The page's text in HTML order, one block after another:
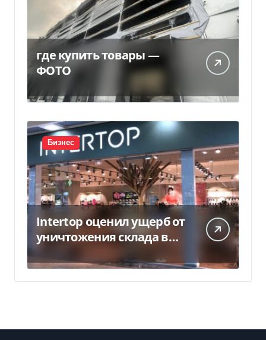
где купить товары —
ФОТО
Бизнес
Intertop оценил ущерб от
уничтожения склада в
450 млн грн